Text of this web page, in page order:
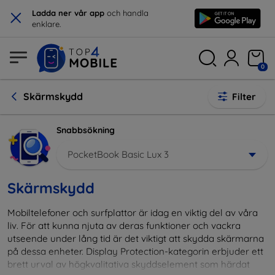
× Ladda ner vår app och handla
enklare.
0
Skärmskydd Filter
Snabbsökning
PocketBook Basic Lux 3
Skärmskydd
Mobiltelefoner och surfplattor är idag en viktig del av våra
liv. För att kunna njuta av deras funktioner och vackra
utseende under lång tid är det viktigt att skydda skärmarna
på dessa enheter. Display Protection-kategorin erbjuder ett
brett urval av högkvalitativa skyddselement som härdat